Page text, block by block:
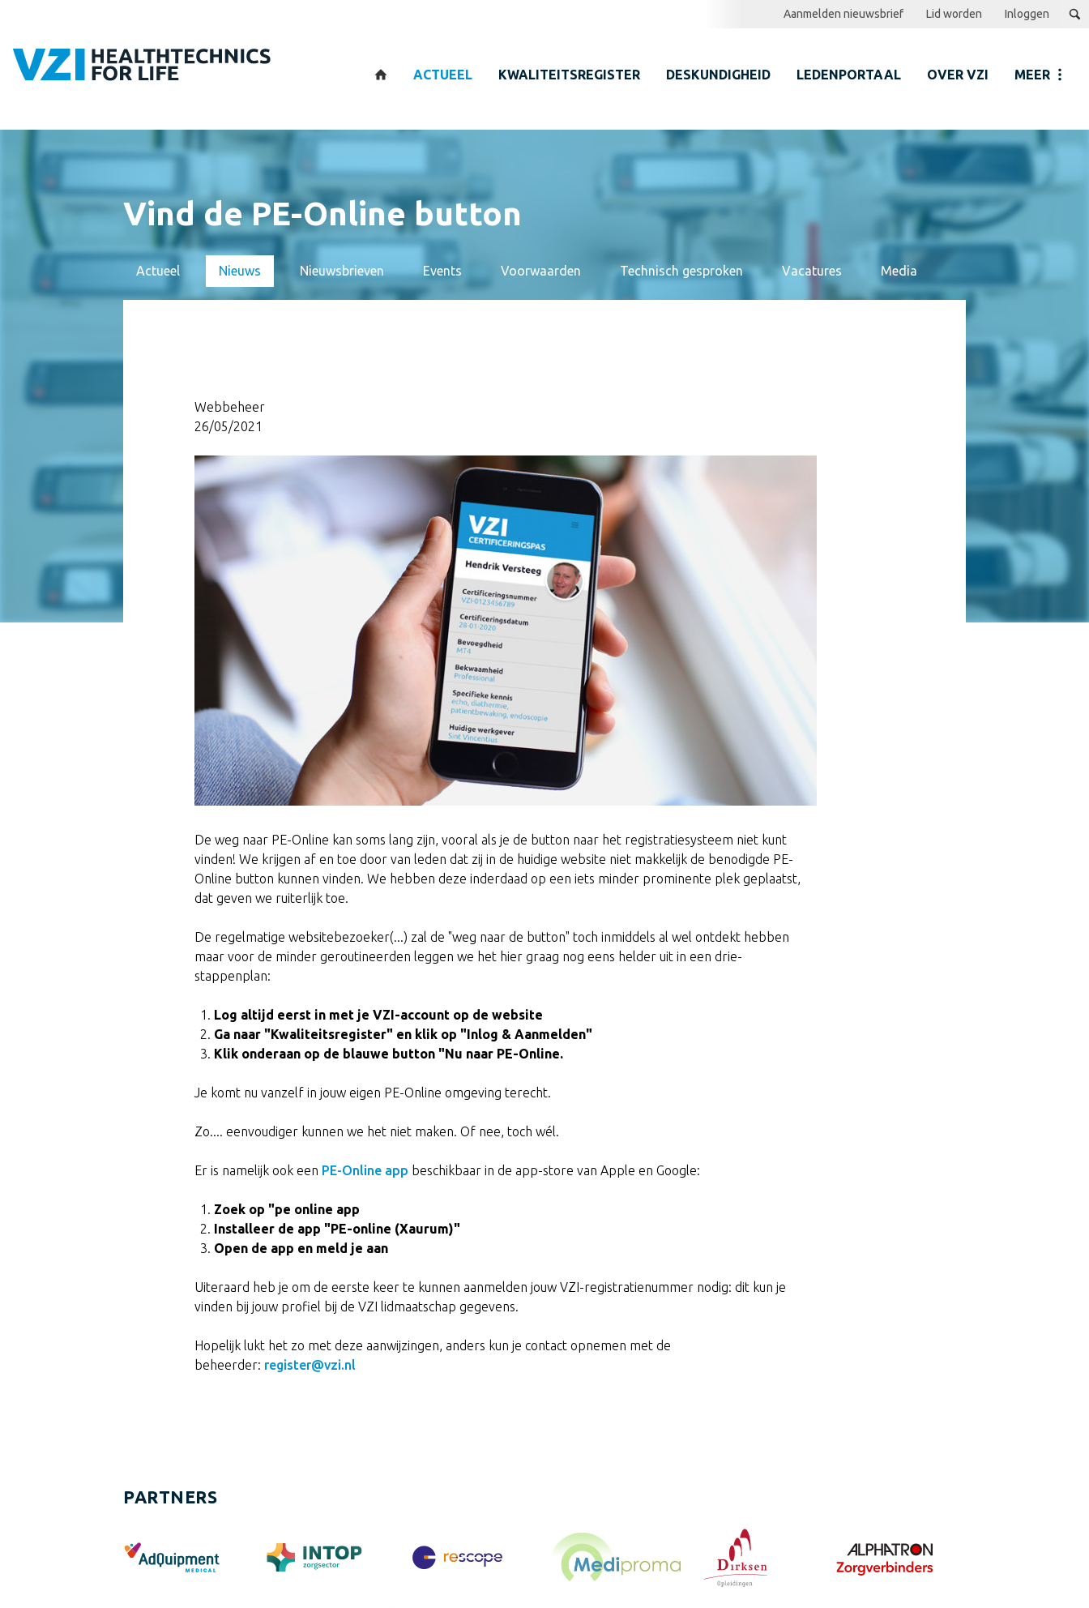
ACTUEEL KWALITEITSREGISTER DESKUNDIGHEID LEDENPORTAAL OVER VZI MEER
Aanmelden nieuwsbrief Lid worden Inloggen
Vind de PE-Online button
Actueel Nieuws Nieuwsbrieven Events Voorwaarden Technisch gesproken Vacatures Media
Webbeheer
26/05/2021
De weg naar PE-Online kan soms lang zijn, vooral als je de button naar het registratiesysteem niet kunt
vinden! We krijgen af en toe door van leden dat zij in de huidige website niet makkelijk de benodigde PE-
Online button kunnen vinden. We hebben deze inderdaad op een iets minder prominente plek geplaatst,
dat geven we ruiterlijk toe.
De regelmatige websitebezoeker(...) zal de "weg naar de button" toch inmiddels al wel ontdekt hebben
maar voor de minder geroutineerden leggen we het hier graag nog eens helder uit in een drie-
stappenplan:
Log altijd eerst in met je VZI-account op de website
Ga naar "Kwaliteitsregister" en klik op "Inlog & Aanmelden"
Klik onderaan op de blauwe button "Nu naar PE-Online.
Je komt nu vanzelf in jouw eigen PE-Online omgeving terecht.
Zo.... eenvoudiger kunnen we het niet maken. Of nee, toch wél.
Er is namelijk ook een PE-Online app beschikbaar in de app-store van Apple en Google:
Zoek op "pe online app
Installeer de app "PE-online (Xaurum)"
Open de app en meld je aan
Uiteraard heb je om de eerste keer te kunnen aanmelden jouw VZI-registratienummer nodig: dit kun je
vinden bij jouw profiel bij de VZI lidmaatschap gegevens.
Hopelijk lukt het zo met deze aanwijzingen, anders kun je contact opnemen met de
beheerder: register@vzi.nl
PARTNERS